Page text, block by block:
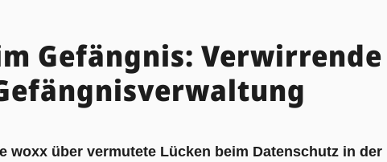
Gefängnis: Verwirrende
woxx über vermutete Lücken beim Datenschutz in der